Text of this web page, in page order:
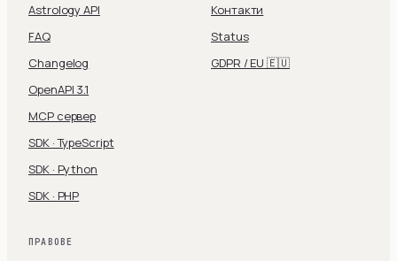
Astrology API
FAQ
Changelog
OpenAPI 3.1
MCP сервер
SDK · TypeScript
SDK · Python
SDK · PHP
Контакти
Status
GDPR / EU 🇪🇺
ПРАВОВЕ